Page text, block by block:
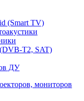
(Smart TV)
T2, SAT)
ДУ
мониторов